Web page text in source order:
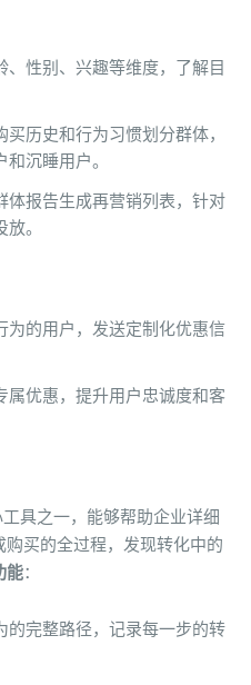
、性别、兴趣等维度，了解目
买历史和行为习惯划分群体，
沉睡用户。
体报告生成再营销列表，针对
。
为的用户，发送定制化优惠信
属优惠，提升用户忠诚度和客
具之一，能够帮助企业详细
买的全过程，发现转化中的
能：
的完整路径，记录每一步的转